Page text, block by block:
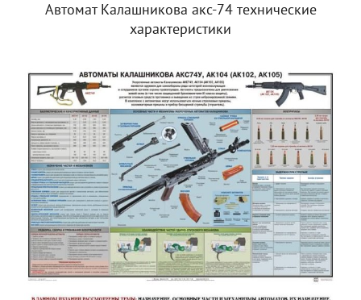
Автомат Калашникова акс-74 технические
характеристики